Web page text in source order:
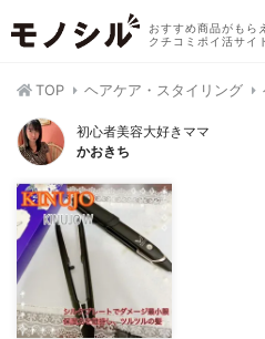
おすすめ商品がもら
クチコミポイ活サイ
TOP ヘアケア・スタイリング
初心者美容大好きママ
かおきち